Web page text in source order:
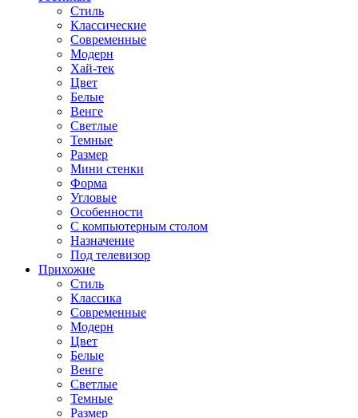
Стиль
Классические
Современные
Модерн
Хай-тек
Цвет
Белые
Венге
Светлые
Темные
Размер
Мини стенки
Форма
Угловые
Особенности
С компьютерным столом
Назначение
Под телевизор
Прихожие
Стиль
Классика
Современные
Модерн
Цвет
Белые
Венге
Светлые
Темные
Размер